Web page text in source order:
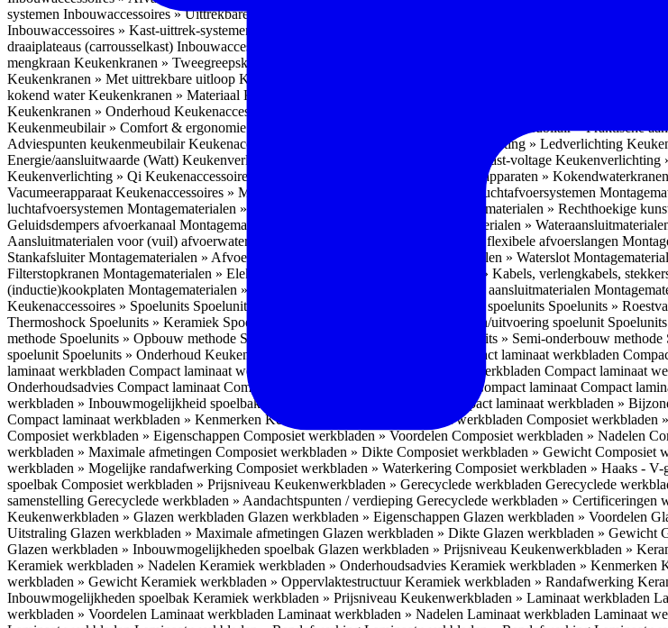
systemen Inbouwaccessoires » Uittrekbare ladesystemen
Inbouwaccessoires » Kast-uittrek-systemen
draaiplateaus (carrousselkast) Inbouwaccessoires » Onderhoud
mengkraan Keukenkranen » Tweegreepskraan
Keukenkranen » Met uittrekbare uitloop Keukenkranen » Gefilterd water
kokend waterKeukenkranen » Materiaal Keukenkranen » Pvd Techniek (pvd)
Keukenkranen » Onderhoud Keukenaccessoires » Keukenmeubilair
Keukenmeubilair » Comfort & ergonomie
Keukenmeubilair » Praktische
Adviespunten keukenmeubilairKeukenaccessoires » Keukenverlichting Keukenverlichting » Ledverlichting
Energie/aansluitwaarde (Watt) Keukenverlichting » Leddriver Keukenverlichting » Vast-voltage Keukenverlichting
Keukenverlichting » Qi Keukenaccessoires » Losse keukenapparaten Losse keukenapparaten » Kokendwaterkranen
Vacumeerapparaat Keukenaccessoires » Montagematerialen Montagematerialen » Luchtafvoersystemen
luchtafvoersystemen Montagematerialen » Flexibele (ronde) afvoerslangen Montagematerialen » Rechthoekige
Geluidsdempers afvoerkanaal Montagematerialen » Aansluitmaterialen Montagematerialen »
Aansluitmaterialen voor (vuil) afvoerwater sifons
Montagematerialen » 1.2.1 Ronde flexibele afvoerslangen
StankafsluiterMontagematerialen » Afvoerpluggen t.b.v. spoelunits Montagematerialen » Waterslot
Filterstopkranen Montagematerialen » Elektra aansluitmateriaal Montagematerialen » Kabels, verlengkabels,
(inductie)kookplaten Montagematerialen » Combiregelaar Montagematerialen » Gas aansluitmaterialen
Keukenaccessoires » Spoelunits Spoelunits » Types/soorten Spoelunits » Materialen spoelunits Spoelunits »
Thermoshock Spoelunits » Keramiek Spoelunits » Tegelbakken Spoelunits » Design/uitvoering spoelunit
methode Spoelunits » Opbouw methode Spoelunits » Onderbouw methode Spoelunits » Semi-onderbouw methode
spoelunit Spoelunits » Onderhoud Keukenwerkbladen Keukenwerkbladen » Compact laminaat werkbladen
laminaat werkbladen Compact laminaat werkbladen » Nadelen Compact laminaat werkbladen Compact laminaat
Onderhoudsadvies Compact laminaat Compact laminaat werkbladen » Uitstraling Compact laminaat Compact
werkbladen » Inbouwmogelijkheid spoelbak Compact laminaat werkbladen
Compact laminaat werkbladen »
Compact laminaat werkbladen » Kenmerken Keukenwerkbladen » Composiet werkbladen Composiet werkbladen
Composiet werkbladen » Eigenschappen Composiet werkbladen » Voordelen Composiet werkbladen » Nadelen
werkbladen » Maximale afmetingen Composiet werkbladen » Dikte Composiet werkbladen » Gewicht Composiet
werkbladen » Mogelijke randafwerking Composiet werkbladen » Waterkering Composiet werkbladen » Haaks - V-
spoelbak Composiet werkbladen » Prijsniveau Keukenwerkbladen » Gerecyclede werkbladen Gerecyclede
samenstelling Gerecyclede werkbladen » Aandachtspunten / verdieping Gerecyclede werkbladen » Certificeringen
Keukenwerkbladen » Glazen werkbladen Glazen werkbladen » Eigenschappen Glazen werkbladen » Voordelen
Uitstraling Glazen werkbladen » Maximale afmetingen Glazen werkbladen » Dikte Glazen werkbladen » Gewicht
Glazen werkbladen » Inbouwmogelijkheden spoelbak Glazen werkbladen » Prijsniveau Keukenwerkbladen »
Keramiek werkbladen » Nadelen Keramiek werkbladen » Onderhoudsadvies Keramiek werkbladen » Kenmerken
werkbladen » Gewicht Keramiek werkbladen » OppervlaktestructuurKeramiek werkbladen » Randafwerking
Inbouwmogelijkheden spoelbak Keramiek werkbladen » Prijsniveau Keukenwerkbladen » Laminaat werkbladen
werkbladen » Voordelen Laminaat werkbladen Laminaat werkbladen » Nadelen Laminaat werkbladen Laminaat